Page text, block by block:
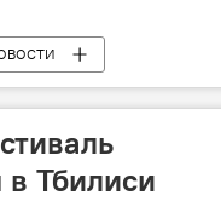
в Тбилиси